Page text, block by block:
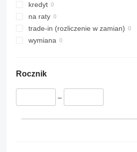
kredyt
na raty
trade-in (rozliczenie w zamian)
wymiana
Rocznik
–